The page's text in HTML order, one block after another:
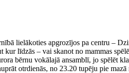
lielākoties apgrozījos pa centru –
līdzās – vai skanot no mammas
bērnu vokālajā ansamblī, jo spēlēt
otrdienās, no 23.20 tupēju pie